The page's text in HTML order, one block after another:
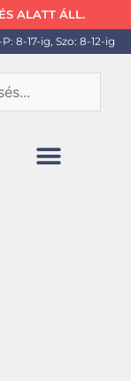
ALATT ÁLL.
8-17-ig, Szo: 8-12-ig